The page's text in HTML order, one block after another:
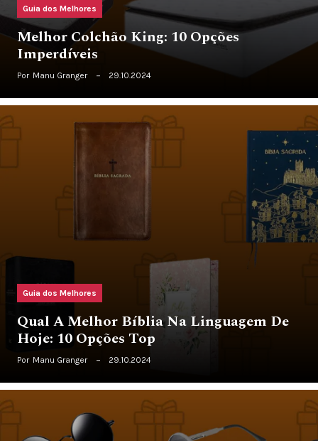
Guia dos Melhores
Melhor Colchão King: 10 Opções
Imperdíveis
Por Manu Granger 29.10.2024
Guia dos Melhores
Qual A Melhor Bíblia Na Linguagem De
Hoje: 10 Opções Top
Por Manu Granger 29.10.2024